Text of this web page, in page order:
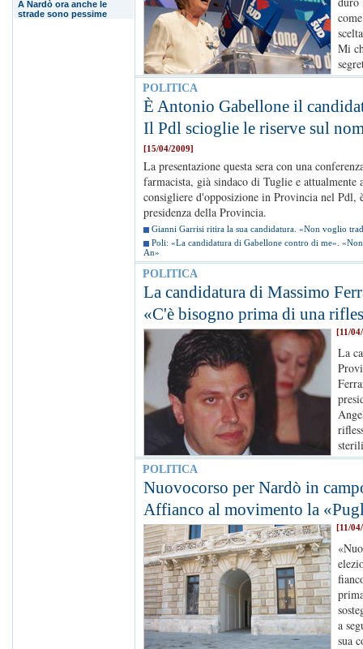
A Nardò ora anche le
strade sono pessime
Mi
POLITICA
È Antonio Gabellone il
Il Pdl scioglie le riserve sul
[15/04/2009]
La presentazione questa sera con una
farmacista, già sindaco di Tuglie e attualmente
consigliere d'opposizione in Provincia nel Pdl,
presidenza della Provincia.
Gianni Garrisi ritira la sua candidatura. «Non voglio
Poli: «La candidatura di Gabellone contro di me».
An»
POLITICA
La candidatura di Massimo
«C'è bisogno prima di una
[11/
La
POLITICA
Nuovocorso per Nardò in
Affianco al movimento la
[11/
a
sua